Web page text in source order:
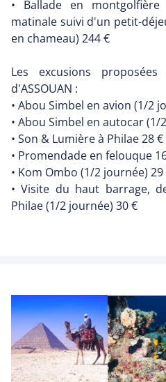
• Ballade en
matinale suivi d'un petit-
en chameau) 244
Les excusions
d'ASSOUAN :
• Abou Simbel en avion (1/2
• Abou Simbel en autocar
• Son & Lumière à Philae 28
• Promendade en felouque
• Kom Ombo (1/2 journée)
• Visite du haut barrage,
Philae (1/2 journée) 30